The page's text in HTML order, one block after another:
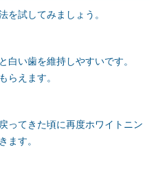
試してみましょう。
い歯を維持しやすいです。
らえます。
ってきた頃に再度ホワイトニン
ます。